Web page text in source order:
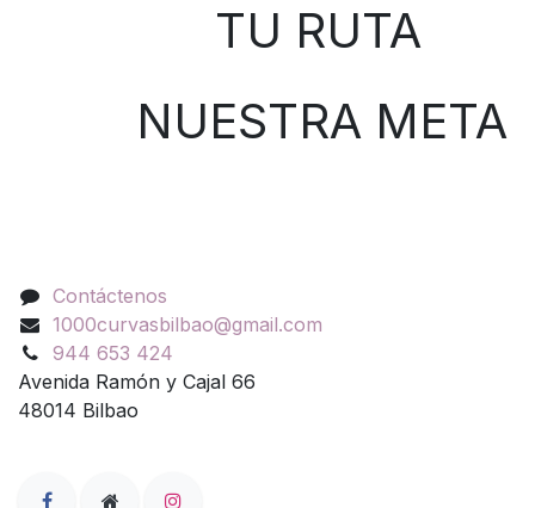
TU RUTA
NUESTRA META
Contáctenos
1000curvasbilbao@gmail.com
944 653 424
Avenida Ramón y Cajal 66
48014 Bilbao